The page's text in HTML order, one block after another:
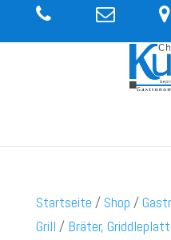
Startseite / Shop /
Grill / Bräter,